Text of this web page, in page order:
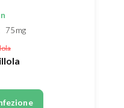
75mg